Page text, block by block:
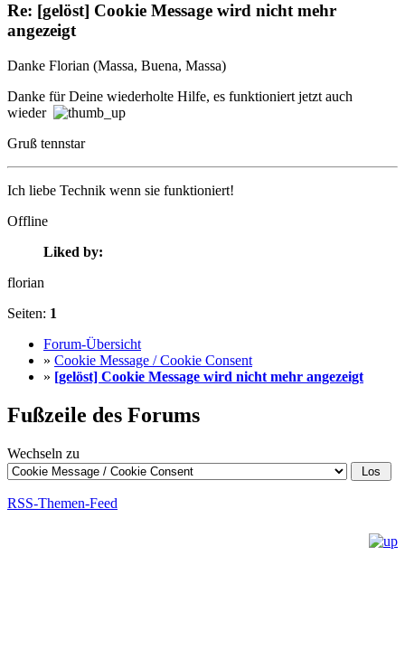
Re: [gelöst] Cookie Message wird nicht mehr
angezeigt
Danke Florian (Massa, Buena, Massa)
Danke für Deine wiederholte Hilfe, es funktioniert jetzt auch
wieder
Gruß tennstar
Ich liebe Technik wenn sie funktioniert!
Offline
Liked by:
florian
Seiten: 1
Forum-Übersicht
» Cookie Message / Cookie Consent
» [gelöst] Cookie Message wird nicht mehr angezeigt
Fußzeile des Forums
Wechseln zu
RSS-Themen-Feed